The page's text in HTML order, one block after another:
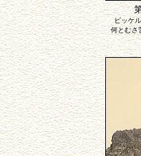
ピッケ
何とむさ